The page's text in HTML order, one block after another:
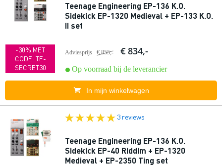
-30% MET
CODE: TE-
SECRET30
Teenage Engineering EP-136 K.O.
Sidekick EP-1320 Medieval + EP-133 K.O.
II set
Adviesprijs € 855,- € 834,-
Op voorraad bij de leverancier
In mijn winkelwagen
3 reviews
Teenage Engineering EP-136 K.O.
Sidekick EP-40 Riddim + EP-1320
Medieval + EP-2350 Ting set